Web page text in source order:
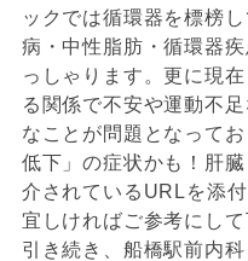
ックでは循環器を標榜
病・中性脂肪・循環器
っしゃります。更に現
る関係で不安や運動不
なことが問題となって
低下」の症状かも！肝
介されているURLを添付
宜しければご参考にして
引き続き、船橋駅前内